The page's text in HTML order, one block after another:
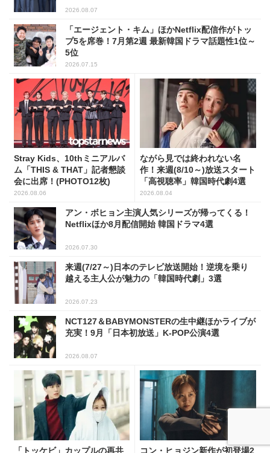
2026.08.07
「エージェント・キム」ほかNetflix配信作がトッ
プ5を席巻！7月第2週 最新韓国ドラマ話題性1位～
5位
2026.07.15
Stray Kids、10thミニアルバ
ム「THIS & THAT」記者懇談
会に出席！(PHOTO12枚)
2026.08.06
ながら見では終われない名
作！来週(8/10～)放送スタート
「高視聴率」韓国時代劇4選
2026.08.04
アン・ボヒョン主演人気シリーズが帰ってくる！
Netflixほか8月配信開始 韓国ドラマ4選
2026.07.30
来週(7/27～)日本のテレビ放送開始！逆境を乗り
越える主人公が魅力の「韓国時代劇」3選
2026.07.23
NCT127＆BABYMONSTERの生中継ほかライブが
充実！9月「日本初放送」K-POP公演4選
2026.08.07
「トッケビ」カップルの再共 コン・ヒョジン新作が初登場2